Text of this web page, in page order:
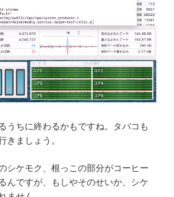
うちに終わるかもですね。タバコも
きましょう。
シケモク、根っこの部分がコーヒー
んですが、もしやそのせいか、シケ